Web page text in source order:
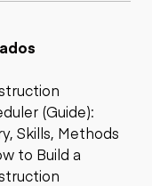
(Guide):
Skills, Methods
to Build a